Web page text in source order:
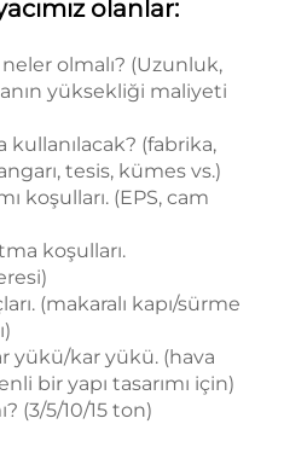
olanlar:
olmalı? (Uzunluk,
yüksekliği maliyeti
kullanılacak? (fabrika,
tesis, kümes vs.)
koşulları. (EPS, cam
koşulları.
(makaralı kapı/sürme
yükü/kar yükü. (hava
bir yapı tasarımı için)
(3/5/10/15 ton)